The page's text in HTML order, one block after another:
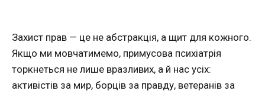
Захист прав — це не абстракція, а щит для кожного.
Якщо ми мовчатимемо, примусова психіатрія
торкнеться не лише вразливих, а й нас усіх:
активістів за мир, борців за правду, ветеранів за